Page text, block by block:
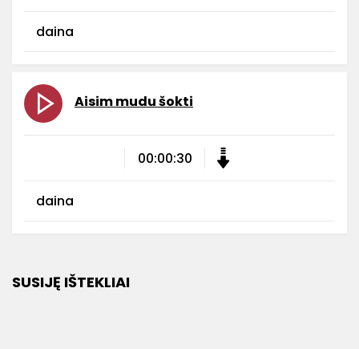
daina
Aisim mudu šokti
00:00:30
daina
SUSIJĘ IŠTEKLIAI